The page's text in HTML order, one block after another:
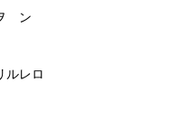
ン
レロ